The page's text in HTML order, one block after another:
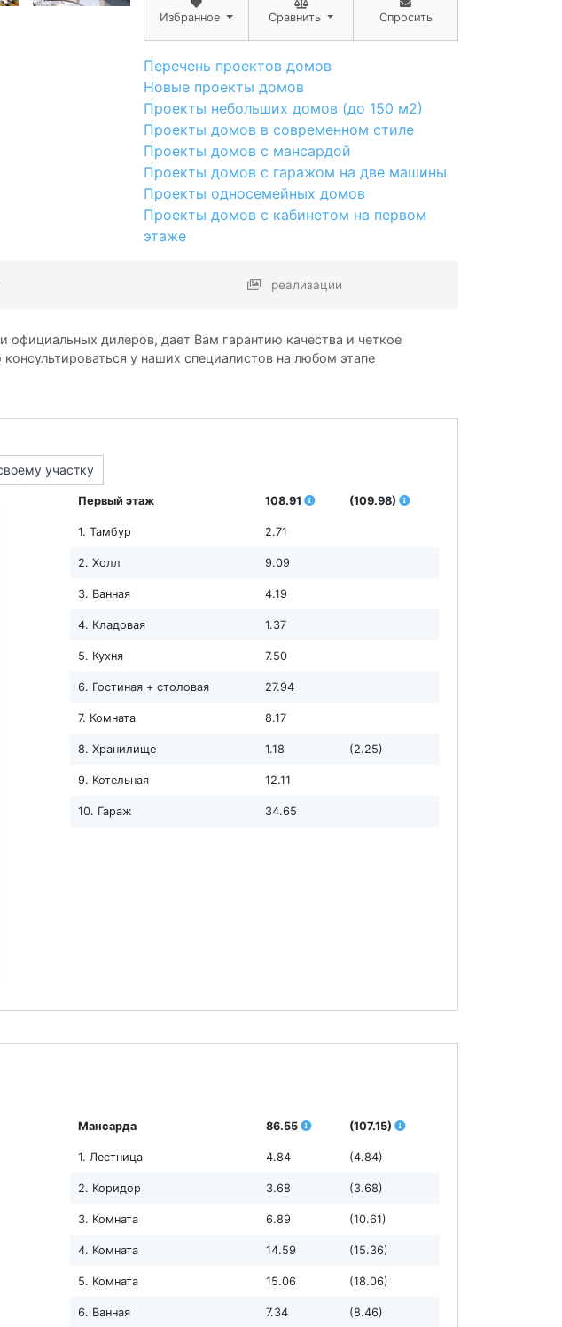
Избранное Сравнить Спросить
Перечень проектов домов
Новые проекты домов
Проекты небольших домов (до 150 м2)
Проекты домов в современном стиле
Проекты домов с мансардой
Проекты домов с гаражом на две машины
Проекты односемейных домов
Проекты домов с кабинетом на первом
этаже
реализации
официальных дилеров, дает Вам гарантию качества и четкое
у наших специалистов на любом этапе
участку
Первый этаж 108.91 (109.98)
1. Тамбур 2.71
2. Холл 9.09
3. Ванная 4.19
4. Кладовая 1.37
5. Кухня 7.50
6. Гостиная + столовая 27.94
7. Комната 8.17
8. Хранилище 1.18 (2.25)
9. Котельная 12.11
10. Гараж 34.65
Мансарда 86.55 (107.15)
1. Лестница 4.84 (4.84)
2. Коридор 3.68 (3.68)
3. Комната 6.89 (10.61)
4. Комната 14.59 (15.36)
5. Комната 15.06 (18.06)
6. Ванная 7.34 (8.46)